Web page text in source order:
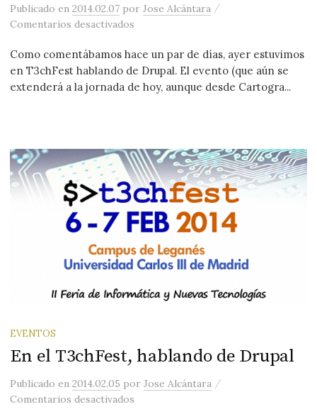
Publicadoen2014.02.07 porJose Alcántara /
Comentarios desactivados
Como comentábamos hace un par de días, ayer estuvimos
en T3chFest hablando de Drupal. El evento (que aún se
extenderá a la jornada de hoy, aunque desde Cartogra...
EVENTOS
En el T3chFest, hablando de Drupal
Publicadoen2014.02.05 porJose Alcántara /
Comentarios desactivados